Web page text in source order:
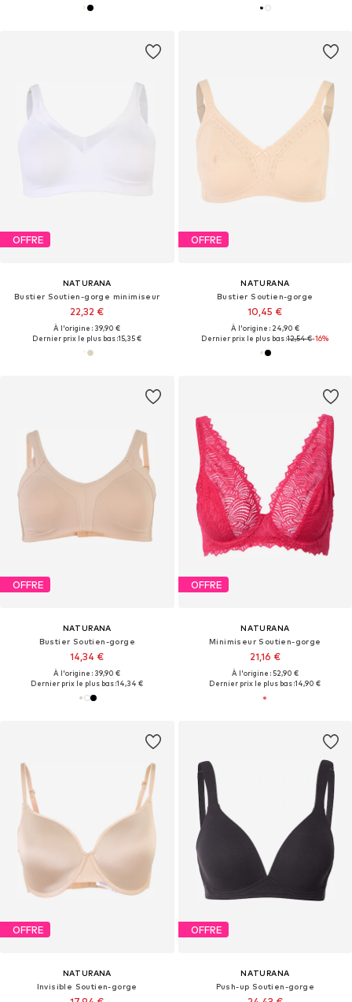
OFFRE
NATURANA
Bustier Soutien-gorge minimiseur
22,32 €
À l'origine : 39,90 €
Dernier prix le plus bas :15,35 €
OFFRE
NATURANA
Bustier Soutien-gorge
10,45 €
À l'origine : 24,90 €
Dernier prix le plus bas :12,54 €-16%
OFFRE
NATURANA
Bustier Soutien-gorge
14,34 €
À l'origine : 39,90 €
Dernier prix le plus bas :14,34 €
OFFRE
NATURANA
Minimiseur Soutien-gorge
21,16 €
À l'origine : 52,90 €
Dernier prix le plus bas :14,90 €
OFFRE
NATURANA
Invisible Soutien-gorge
OFFRE
NATURANA
Push-up Soutien-gorge